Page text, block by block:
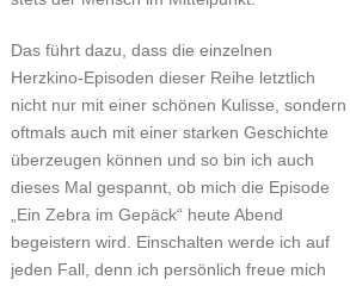
Das führt dazu, dass die einzelnen
Herzkino-Episoden dieser Reihe letztlich
nicht nur mit einer schönen Kulisse, sondern
oftmals auch mit einer starken Geschichte
überzeugen können und so bin ich auch
dieses Mal gespannt, ob mich die Episode
„Ein Zebra im Gepäck“ heute Abend
begeistern wird. Einschalten werde ich auf
jeden Fall, denn ich persönlich freue mich